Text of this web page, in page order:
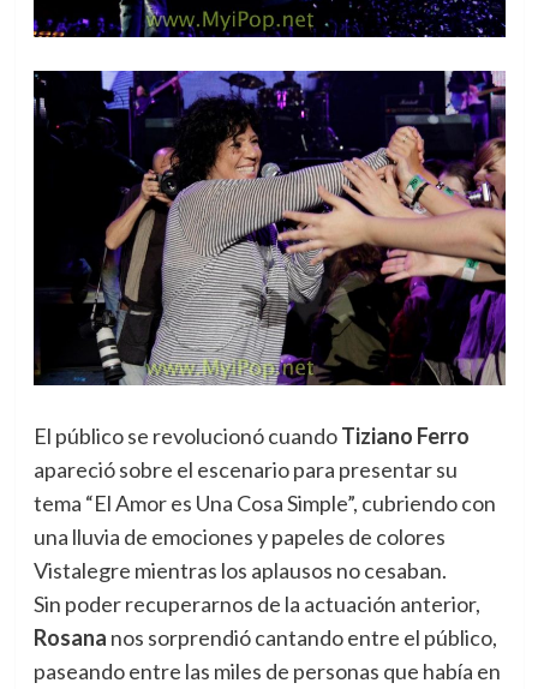
El público se revolucionó cuandoTiziano Ferro
apareció sobre el escenario para presentar su
tema “El Amor es Una Cosa Simple”, cubriendo con
una lluvia de emociones y papeles de colores
Vistalegre mientras los aplausos no cesaban.
Sin poder recuperarnos de la actuación anterior,
Rosana nos sorprendió cantando entre el público,
paseando entre las miles de personas que había en